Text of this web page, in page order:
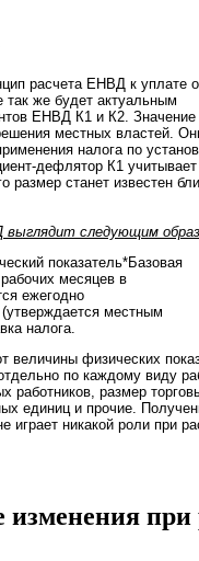
расчета ЕНВД к уплате
так же будет актуальным
ЕНВД К1 и К2. Значение
местных властей.
налога по
дефлятор К1
размер станет известен
следующим
показатель*Базовая
месяцев в
ежегодно
местным
налога.
величины физических
по каждому виду
работников, размер
единиц и прочие.
играет никакой роли при
при